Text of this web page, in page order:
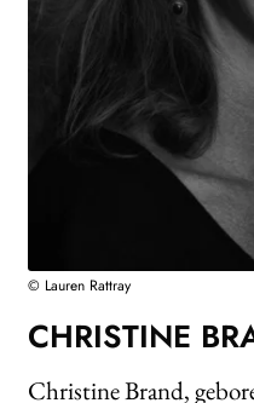
WEITERE VERLAGE
Search:
© Lauren Rattray
CHRISTINE
Christine Brand,